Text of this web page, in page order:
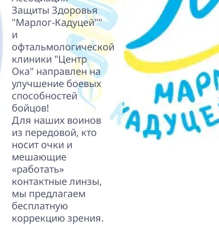
Защиты Здоровья
"Марлог-Кадуцей""
и
офтальмологической
клиники "Центр
Ока" направлен на
улучшение боевых
способностей
бойцов!
Для наших воинов
из передовой, кто
носит очки и
мешающие
«работать»
контактные линзы,
мы предлагаем
бесплатную
коррекцию зрения.